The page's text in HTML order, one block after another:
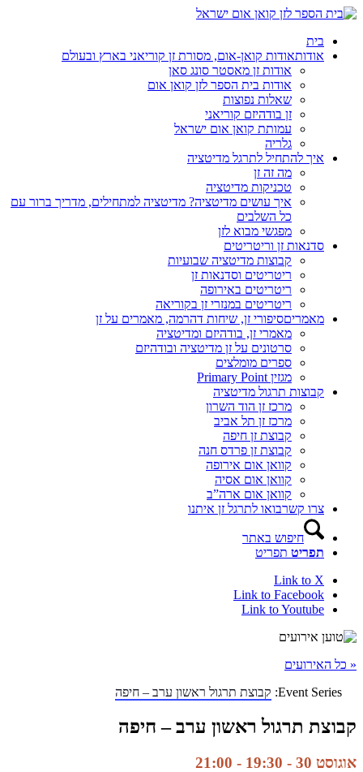
בית
אודותאודות קואן-אום, מסורת זן קוריאני בארץ ובעולם
אודות זן מאסטר סונג סאן
אודות בית הספר לזן קואן אום
שאלות נפוצות
זן בודהיזם קוריאני
עמותת קואן אום ישראל
גלריה
איך להתחיל לתרגל מדיטציה
מה זה זן
טכניקות מדיטציה
איך עושים מדיטציה? מדיטציה למתחילים, מדריך ברור עם
כל השלבים
מפגשי מבוא לזן
סדנאות זן וריטריטים
קבוצות מדיטציה שבועיות
ריטריטים וסדנאות זן
ריטריטים באירופה
ריטריטים במנזרי זן בקוריאה
מאמריםסיפורי זן, שיחות דהרמה, מאמרים על זן
מאמרי זן, בודהיזם ומדיטציה
סרטונים על זן מדיטציה ובודהיזם
ספרים מומלצים
מגזין Primary Point
קבוצות תרגול מדיטציה
מרכז זן הוד השרון
מרכז זן תל אביב
קבוצת זן חיפה
קבוצת זן פרדס חנה
קוואן אום אירופה
קוואן אום אסיה
קוואן אום ארה”ב
צרו קשרבואו לתרגל זן איתנו
חיפוש באתר
תפריט תפריט
Link to X
Link to Facebook
Link to Youtube
« כל האירועים
Event Series: קבוצת תרגול ראשון ערב – חיפה
קבוצת תרגול ראשון ערב – חיפה
אוגוסט 30 - 19:30 -
21:00